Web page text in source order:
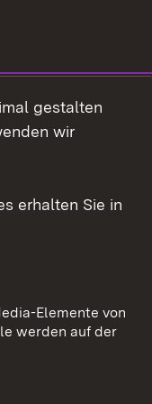
gestalten
wir
erhalten Sie in
Elemente von
werden auf der